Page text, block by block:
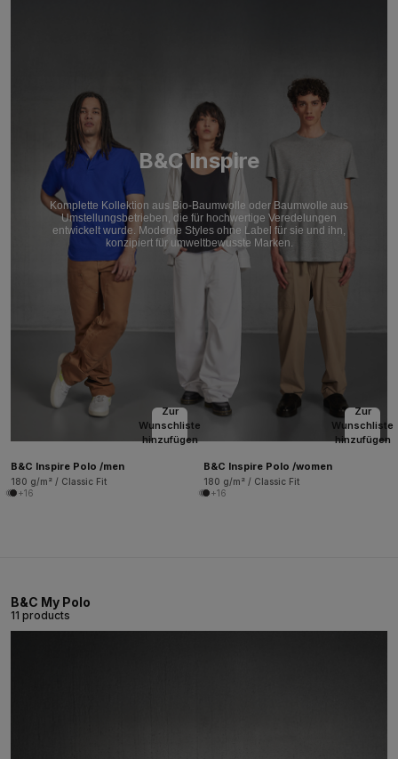
B&C Inspire
Komplette Kollektion aus Bio-Baumwolle oder Baumwolle aus
Umstellungsbetrieben, die für hochwertige Veredelungen
entwickelt wurde. Moderne Styles ohne Label für sie und ihn,
konzipiert für umweltbewusste Marken.
Zur
Wunschliste
hinzufügen
B&C Inspire Polo /men
180 g/m² / Classic Fit
+16
Zur
Wunschliste
hinzufügen
B&C Inspire Polo /women
180 g/m² / Classic Fit
+16
B&C My Polo
11 products